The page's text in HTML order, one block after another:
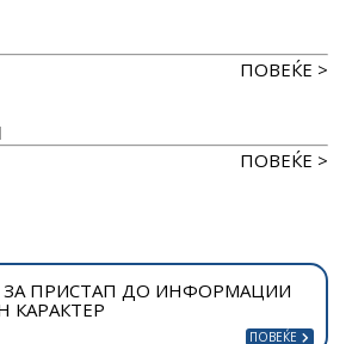
ПОВЕЌЕ >
ПОВЕЌЕ >
ЗА ПРИСТАП ДО ИНФОРМАЦИИ
КАРАКТЕР